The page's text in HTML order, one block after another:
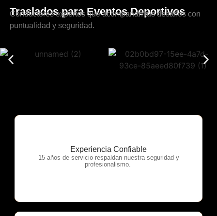
Traslados para Eventos Deportivos
Conductores expertos que acompañan tus desafíos con
puntualidad y seguridad.
Experiencia Confiable
15 años de servicio respaldan nuestra seguridad y
profesionalismo.
OTP Servicios